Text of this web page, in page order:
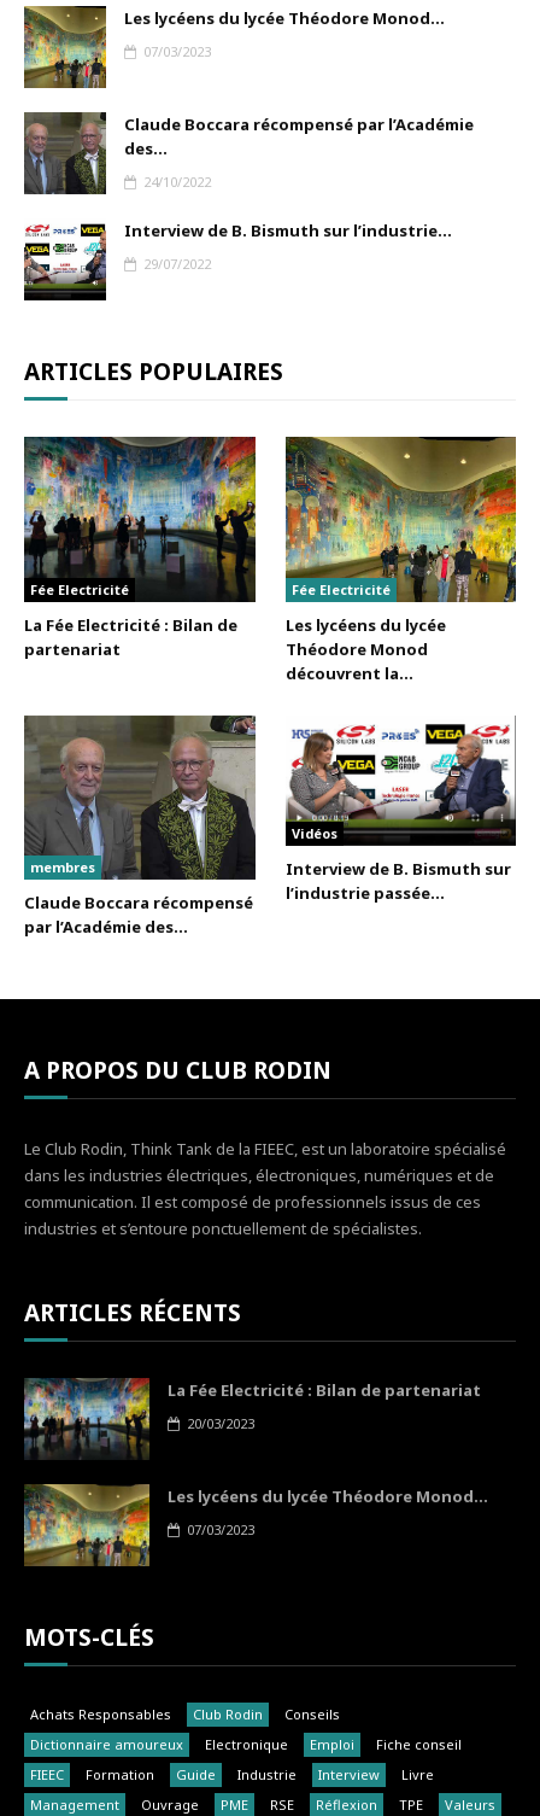
Les lycéens du lycée Théodore Monod...
07/03/2023
Claude Boccara récompensé par l’Académie
des...
24/10/2022
Interview de B. Bismuth sur l’industrie...
29/07/2022
ARTICLES POPULAIRES
Fée Electricité
La Fée Electricité : Bilan de
partenariat
Fée Electricité
Les lycéens du lycée
Théodore Monod
découvrent la...
membres
Claude Boccara récompensé
par l’Académie des...
Vidéos
Interview de B. Bismuth sur
l’industrie passée...
A PROPOS DU CLUB RODIN
Le Club Rodin, Think Tank de la FIEEC, est un laboratoire spécialisé
dans les industries électriques, électroniques, numériques et de
communication. Il est composé de professionnels issus de ces
industries et s’entoure ponctuellement de spécialistes.
ARTICLES RÉCENTS
La Fée Electricité : Bilan de partenariat
20/03/2023
Les lycéens du lycée Théodore Monod...
07/03/2023
MOTS-CLÉS
Achats Responsables Club Rodin
Conseils
Dictionnaire amoureux
Electronique Emploi
Fiche conseil
FIEEC
Formation Guide Industrie Interview
Livre
Management
Ouvrage PME RSE Réflexion TPE Valeurs